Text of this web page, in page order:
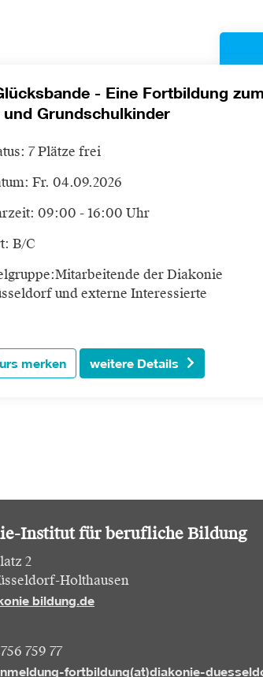
- Eine Fortbildung
und Grundschulkinder
7 Plätze frei
Fr. 04.09.2026
09:00 - 16:00 Uhr
B/C
Mitarbeitende der Diakonie
und externe Interessierte
merken weitere Details
Institut für berufliche Bildung
2
Holthausen
bildung.de
759 77
fortbildung(at)diakonie-